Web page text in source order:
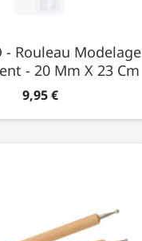
- Rouleau Modelage
- 20 Mm X 23 Cm
9,95 €